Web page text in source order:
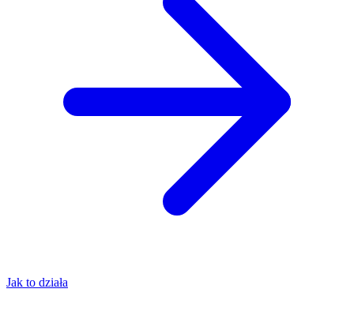
Jak to działa